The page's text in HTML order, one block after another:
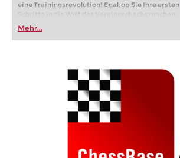
eine Trainingsrevolution! Egal, ob Sie Ihre ersten
Schritte in die Welt des Vereinsschachs machen
oder bereits auf Turnierniveau spielen: Mit
FRITZ trainieren Sie effizienter, intelligenter und
individueller als je zuvor.
Mehr...